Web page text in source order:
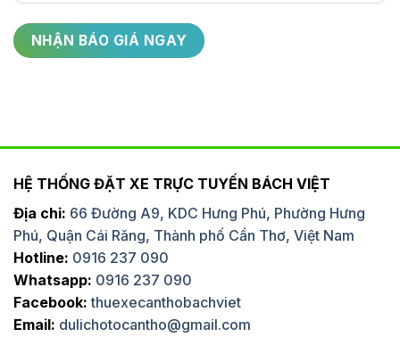
HỆ THỐNG ĐẶT XE TRỰC TUYẾN BÁCH VIỆT
Địa chỉ: 66 Đường A9, KDC Hưng Phú, Phường Hưng
Phú, Quận Cái Răng, Thành phố Cần Thơ, Việt Nam
Hotline: 0916 237 090
Whatsapp: 0916 237 090
Facebook: thuexecanthobachviet
Email: dulichotocantho@gmail.com